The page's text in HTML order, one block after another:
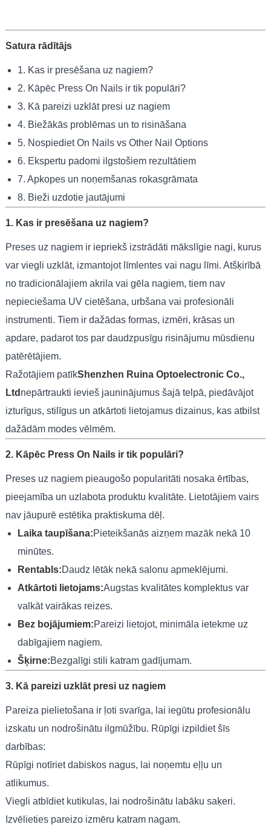
Satura rādītājs
1. Kas ir presēšana uz nagiem?
2. Kāpēc Press On Nails ir tik populāri?
3. Kā pareizi uzklāt presi uz nagiem
4. Biežākās problēmas un to risināšana
5. Nospiediet On Nails vs Other Nail Options
6. Ekspertu padomi ilgstošiem rezultātiem
7. Apkopes un noņemšanas rokasgrāmata
8. Bieži uzdotie jautājumi
1. Kas ir presēšana uz nagiem?
Preses uz nagiem ir iepriekš izstrādāti mākslīgie nagi, kurus
var viegli uzklāt, izmantojot līmlentes vai nagu līmi. Atšķirībā
no tradicionālajiem akrila vai gēla nagiem, tiem nav
nepieciešama UV cietēšana, urbšana vai profesionāli
instrumenti. Tiem ir dažādas formas, izmēri, krāsas un
apdare, padarot tos par daudzpusīgu risinājumu mūsdienu
patērētājiem.
Ražotājiem patīkShenzhen Ruina Optoelectronic Co.,
Ltd nepārtraukti ievieš jauninājumus šajā telpā, piedāvājot
izturīgus, stilīgus un atkārtoti lietojamus dizainus, kas atbilst
dažādām modes vēlmēm.
2. Kāpēc Press On Nails ir tik populāri?
Preses uz nagiem pieaugošo popularitāti nosaka ērtības,
pieejamība un uzlabota produktu kvalitāte. Lietotājiem vairs
nav jāupurē estētika praktiskuma dēļ.
Laika taupīšana:Pieteikšanās aizņem mazāk nekā 10
minūtes.
Rentabls:Daudz lētāk nekā salonu apmeklējumi.
Atkārtoti lietojams:Augstas kvalitātes komplektus var
valkāt vairākas reizes.
Bez bojājumiem:Pareizi lietojot, minimāla ietekme uz
dabīgajiem nagiem.
Šķirne:Bezgalīgi stili katram gadījumam.
3. Kā pareizi uzklāt presi uz nagiem
Pareiza pielietošana ir ļoti svarīga, lai iegūtu profesionālu
izskatu un nodrošinātu ilgmūžību. Rūpīgi izpildiet šīs
darbības:
Rūpīgi notīriet dabiskos nagus, lai noņemtu eļļu un
atlikumus.
Viegli atbīdiet kutikulas, lai nodrošinātu labāku saķeri.
Izvēlieties pareizo izmēru katram nagam.